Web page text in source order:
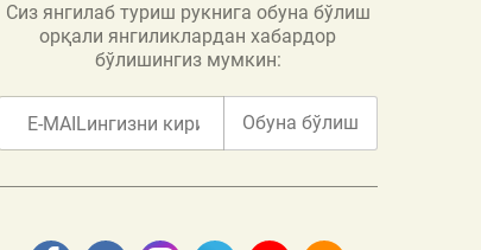
Сиз янгилаб туриш рукнига обуна бўлиш
орқали янгиликлардан хабардор
бўлишингиз мумкин:
Обуна бўлиш